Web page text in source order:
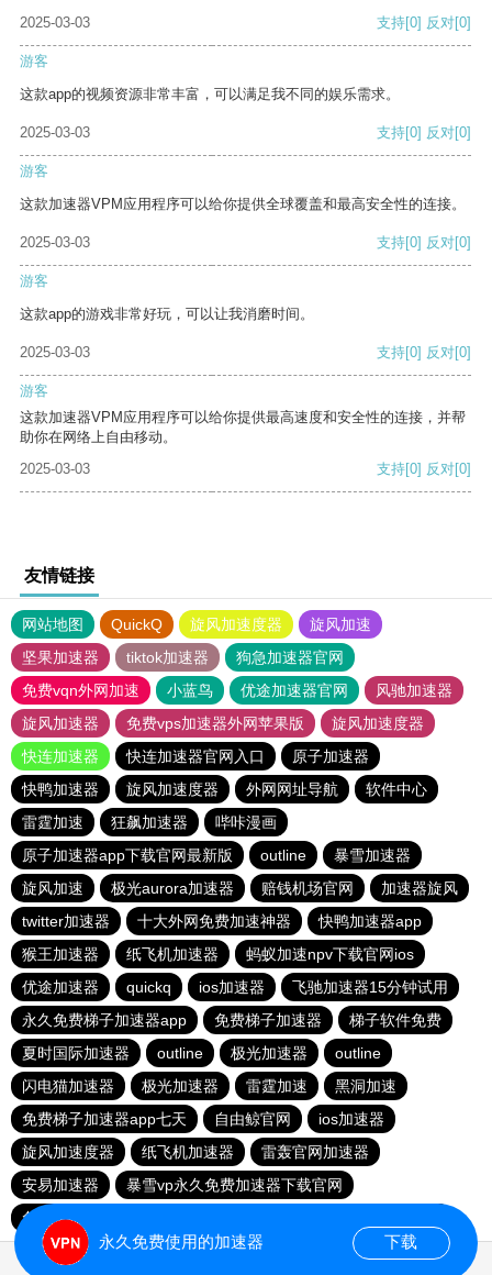
2025-03-03 支持[0] 反对[0]
游客
这款app的视频资源非常丰富，可以满足我不同的娱乐需求。
2025-03-03 支持[0] 反对[0]
游客
这款加速器VPM应用程序可以给你提供全球覆盖和最高安全性的连接。
2025-03-03 支持[0] 反对[0]
游客
这款app的游戏非常好玩，可以让我消磨时间。
2025-03-03 支持[0] 反对[0]
游客
这款加速器VPM应用程序可以给你提供最高速度和安全性的连接，并帮
助你在网络上自由移动。
2025-03-03
支持[0] 反对[0]
友情链接
网站地图 QuickQ 旋风加速度器
旋风加速
坚果加速器
tiktok加速器
狗急加速器官网
免费vqn外网加速
小蓝鸟 优途加速器官网
风驰加速器
旋风加速器
免费vps加速器外网苹果版
旋风加速度器
快连加速器
快连加速器官网入口
原子加速器
快鸭加速器
旋风加速度器 外网网址导航
软件中心
雷霆加速
狂飙加速器
哔咔漫画
原子加速器app下载官网最新版
outline
暴雪加速器
旋风加速
极光aurora加速器 赔钱机场官网
加速器旋风
twitter加速器
十大外网免费加速神器
快鸭加速器app
猴王加速器
纸飞机加速器
蚂蚁加速npv下载官网ios
优途加速器
quickq ios加速器
飞驰加速器15分钟试用
永久免费梯子加速器app
免费梯子加速器
梯子软件免费
夏时国际加速器
outline 极光加速器
outline
闪电猫加速器
极光加速器 雷霆加速
黑洞加速
免费梯子加速器app七天
自由鲸官网
ios加速器
旋风加速度器
纸飞机加速器
雷轰官网加速器
安易加速器
暴雪vp永久免费加速器下载官网
免费vqn加速试用
永久免费使用的加速器 下载